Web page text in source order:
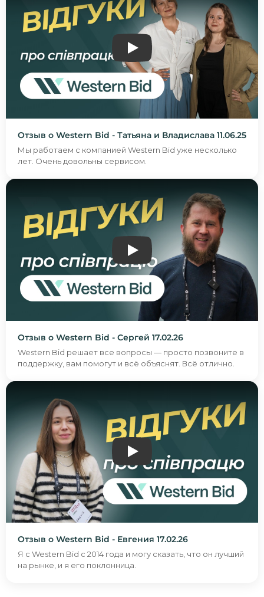
ВІДГУК ПРО WESTERN
Отзыв о Western Bid - Татьяна и Владислава 11.06.25
Мы работаем с компанией Western Bid уже несколько
лет. Очень довольны сервисом.
ВІДГУК ПРО WESTERN
Отзыв о Western Bid - Сергей 17.02.26
Western Bid решает все вопросы — просто позвоните в
поддержку, вам помогут и всё объяснят. Всё отлично.
ВІДГУК ПРО WESTERN
Отзыв о Western Bid - Евгения 17.02.26
Я с Western Bid с 2014 года и могу сказать, что он лучший
на рынке, и я его поклонница.